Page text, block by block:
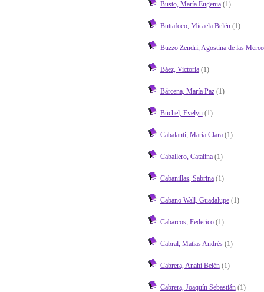
Busto, María Eugenia(1)
Buttafoco, Micaela Belén(1)
Buzzo Zendri, Agostina de las
Báez, Victoria(1)
Bárcena, María Paz(1)
Büchel, Evelyn(1)
Cabalanti, María Clara(1)
Caballero, Catalina(1)
Cabanillas, Sabrina(1)
Cabano Wall, Guadalupe(1)
Cabarcos, Federico(1)
Cabral, Matías Andrés(1)
Cabrera, Anahí Belén(1)
Cabrera, Joaquín Sebastián(1)